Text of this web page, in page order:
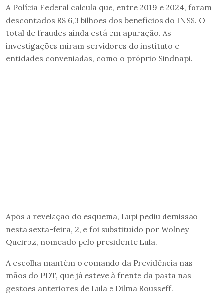
A Polícia Federal calcula que, entre 2019 e 2024, foram
descontados R$ 6,3 bilhões dos benefícios do INSS. O
total de fraudes ainda está em apuração. As
investigações miram servidores do instituto e
entidades conveniadas, como o próprio Sindnapi.
Após a revelação do esquema, Lupi pediu demissão
nesta sexta-feira, 2, e foi substituído por Wolney
Queiroz, nomeado pelo presidente Lula.
A escolha mantém o comando da Previdência nas
mãos do PDT, que já esteve à frente da pasta nas
gestões anteriores de Lula e Dilma Rousseff.